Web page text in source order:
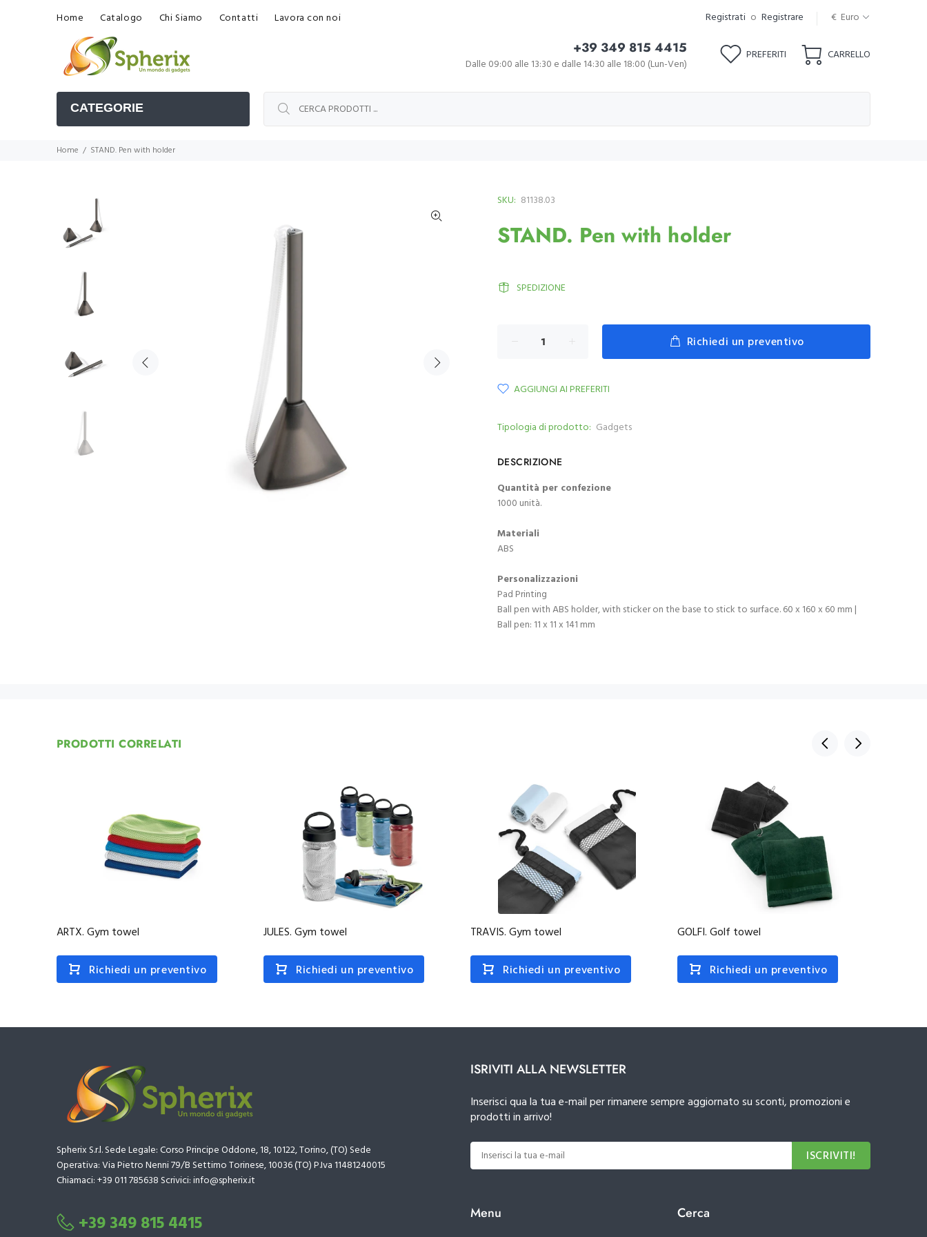
Home Catalogo Chi Siamo Contatti Lavora con noi Registrati o Registrare € Euro
+39 349 815 4415
Dalle 09:00 alle 13:30 e dalle 14:30 alle 18:00 (Lun-Ven)
PREFERITI CARRELLO
CATEGORIE
Home STAND. Pen with holder
SKU: 81138.03
STAND. Pen with holder
SPEDIZIONE
Richiedi un preventivo
AGGIUNGI AI PREFERITI
Tipologia di prodotto: Gadgets
DESCRIZIONE
Quantità per confezione
1000 unità.
Materiali
ABS
Personalizzazioni
Pad Printing
Ball pen with ABS holder, with sticker on the base to stick to surface. 60 x 160 x 60 mm |
Ball pen: 11 x 11 x 141 mm
PRODOTTI CORRELATI
ARTX. Gym towel
Richiedi un preventivo
JULES. Gym towel
Richiedi un preventivo
TRAVIS. Gym towel
Richiedi un preventivo
GOLFI. Golf towel
Richiedi un preventivo
Spherix S.r.l. Sede Legale: Corso Principe Oddone, 18, 10122, Torino, (TO) Sede
Operativa: Via Pietro Nenni 79/B Settimo Torinese, 10036 (TO) P.Iva 11481240015
Chiamaci: +39 011 785638 Scrivici: info@spherix.it
+39 349 815 4415
ISRIVITI ALLA NEWSLETTER
Inserisci qua la tua e-mail per rimanere sempre aggiornato su sconti, promozioni e
prodotti in arrivo!
ISCRIVITI!
Menu Cerca